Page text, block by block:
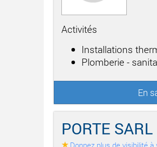
Activités
Installations
Plomberie -
En
PORTE SARL
Donnez plus de visibilité